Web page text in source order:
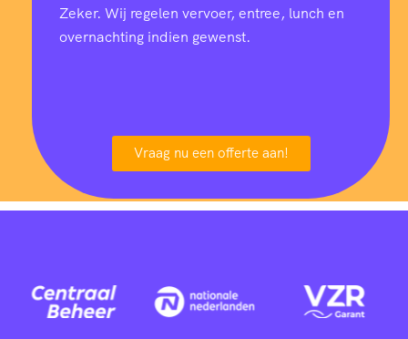
Zeker. Wij regelen vervoer, entree, lunch en
overnachting indien gewenst.
Vraag nu een offerte aan!